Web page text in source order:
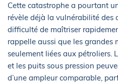
Cette catastrophe a pourtant
révèle déjà la vulnérabilité des
difficulté de maîtriser
rappelle aussi que les grandes
seulement liées aux pétroliers.
et les puits sous pression
d’une ampleur comparable,